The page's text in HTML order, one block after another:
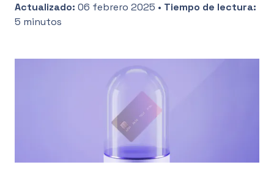
Actualizado: 06 febrero 2025 • Tiempo de lectura:
5 minutos